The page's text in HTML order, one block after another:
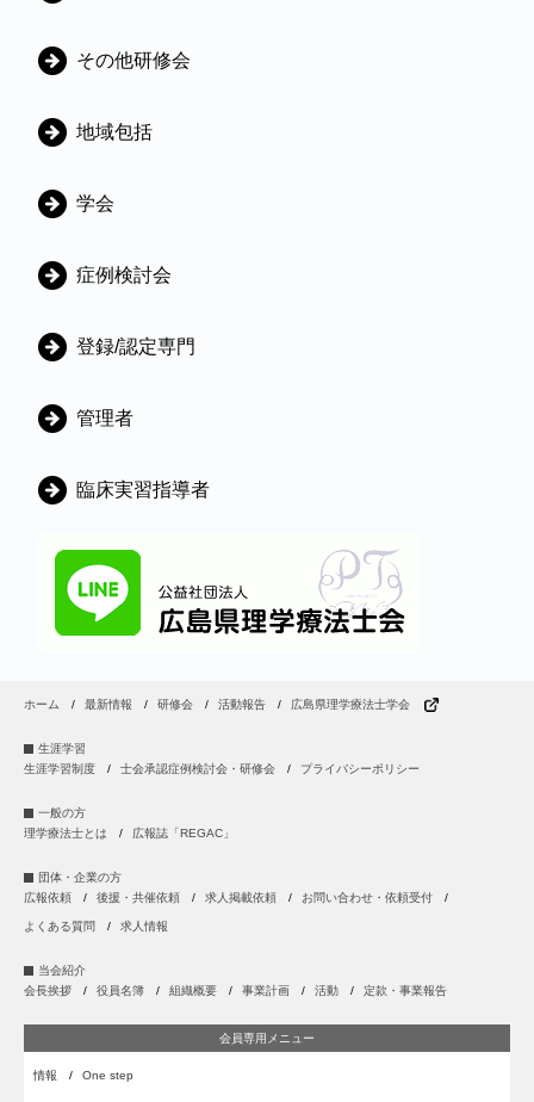
ゴ
その他研修会
地域包括
学会
症例検討会
登録/認定専門
管理者
臨床実習指導者
ホーム 最新情報 研修会 活動報告 広島県理学療法士学会
生涯学習
生涯学習制度
士会承認症例検討会・研修会 プライバシーポリシー
一般の方
理学療法士とは
広報誌「REGAC」
団体・企業の方
広報依頼
後援・共催依頼 求人掲載依頼 お問い合わせ・依頼受付
よくある質問 求人情報
当会紹介
会長挨拶
役員名簿 組織概要 事業計画 活動 定款・事業報告
会員専用メニュー
情報 One step